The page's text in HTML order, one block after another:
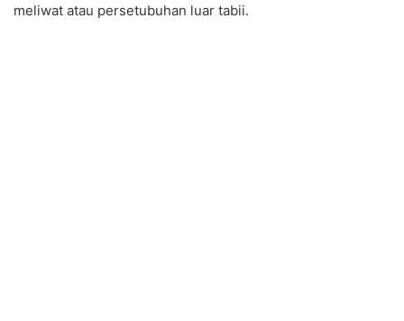
meliwat atau persetubuhan luar tabii.